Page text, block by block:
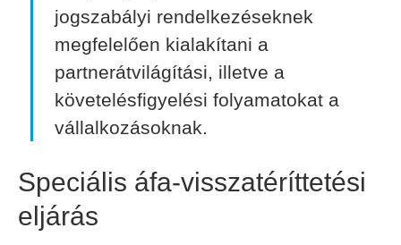
jogszabályi rendelkezéseknek
megfelelően kialakítani a
partnerátvilágítási, illetve a
követelésfigyelési folyamatokat a
vállalkozásoknak.
Speciális áfa-visszatéríttetési
eljárás